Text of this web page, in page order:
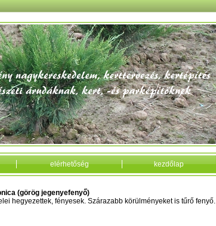
elérhetőség kezdőlap
(görög jegenyefenyő)
hegyezettek, fényesek. Szárazabb körülményeket is tűrő fenyő.